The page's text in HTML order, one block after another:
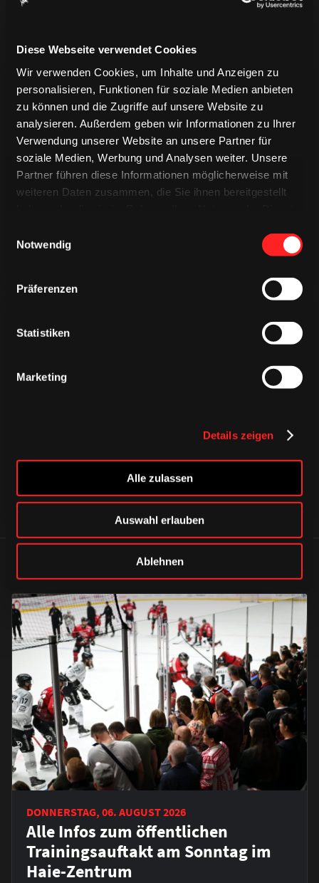
Diese Webseite verwendet Cookies
Wir verwenden Cookies, um Inhalte und Anzeigen zu
personalisieren, Funktionen für soziale Medien anbieten
zu können und die Zugriffe auf unsere Website zu
analysieren. Außerdem geben wir Informationen zu Ihrer
Verwendung unserer Website an unsere Partner für
soziale Medien, Werbung und Analysen weiter. Unsere
Partner führen diese Informationen möglicherweise mit
weiteren Daten zusammen, die Sie ihnen bereitgestellt
Notwendig
Präferenzen
Statistiken
Marketing
Details zeigen
Alle zulassen
Auswahl erlauben
Ablehnen
TRIKOTS
TRIKOTS
TRIKOTS
ÄHNLICHE NEWS
DONNERSTAG, 06. AUGUST 2026
Alle Infos zum öffentlichen
Trainingsauftakt am Sonntag im
Haie-Zentrum